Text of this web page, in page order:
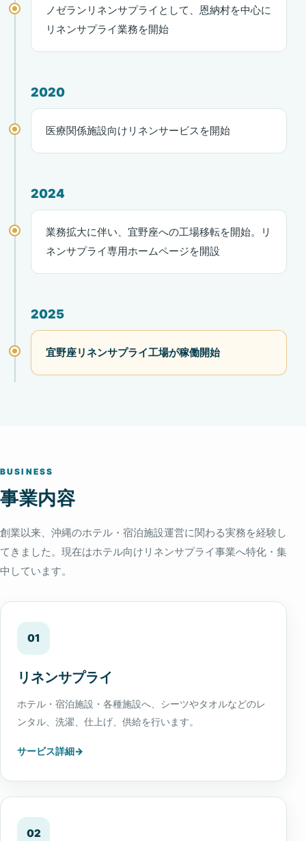
ノゼランリネンサプライとして、恩納村を中心に
リネンサプライ業務を開始
2020
医療関係施設向けリネンサービスを開始
2024
業務拡大に伴い、宜野座への工場移転を開始。リ
ネンサプライ専用ホームページを開設
2025
宜野座リネンサプライ工場が稼働開始
BUSINESS
事業内容
創業以来、沖縄のホテル・宿泊施設運営に関わる実務を経験し
てきました。現在はホテル向けリネンサプライ事業へ特化・集
中しています。
01
リネンサプライ
ホテル・宿泊施設・各種施設へ、シーツやタオルなどのレ
ンタル、洗濯、仕上げ、供給を行います。
サービス詳細
02